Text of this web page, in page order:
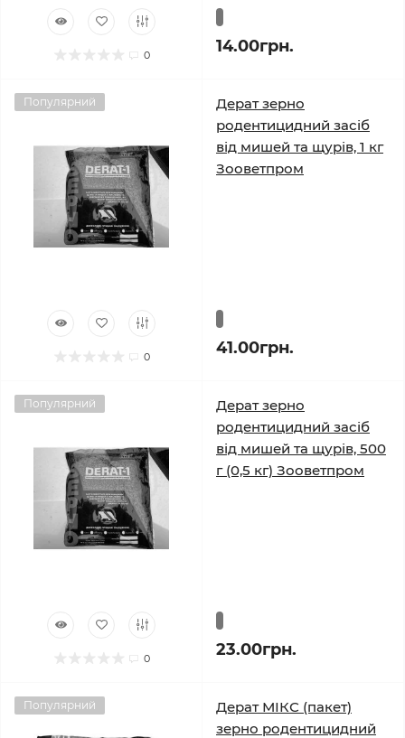
0 14.00грн.
Популярний
0
Дерат зерно
родентицидний засіб
від мишей та щурів, 1 кг
Зооветпром
41.00грн.
Популярний
0
Дерат зерно
родентицидний засіб
від мишей та щурів, 500
г (0,5 кг) Зооветпром
23.00грн.
Популярний
Дерат МІКС (пакет)
зерно родентицидний